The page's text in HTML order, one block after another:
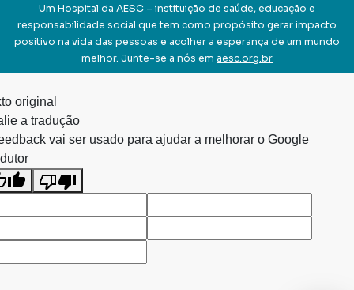
Um Hospital da AESC – instituição de saúde, educação e
responsabilidade social que tem como propósito gerar impacto
positivo na vida das pessoas e acolher a esperança de um mundo
melhor. Junte-se a nós em aesc.org.br
original
a tradução
vai ser usado para ajudar a melhorar o Google